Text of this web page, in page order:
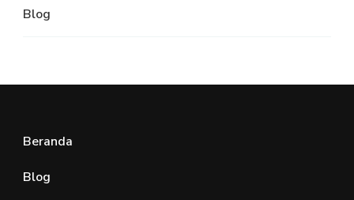
Blog
Beranda
Blog